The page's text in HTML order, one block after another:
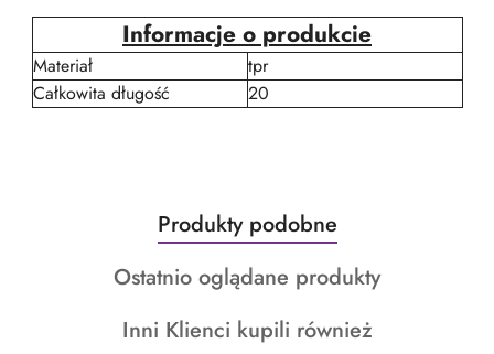
Informacje o produkcie
Materiał
tpr
Całkowita długość
20
Pomiń karuzelę produktów
Produkty
o
statusie:
Produkty podobne
Produkty
statusie:
Ostatnio oglądane produkty
Produkty
Inni Klienci kupili również